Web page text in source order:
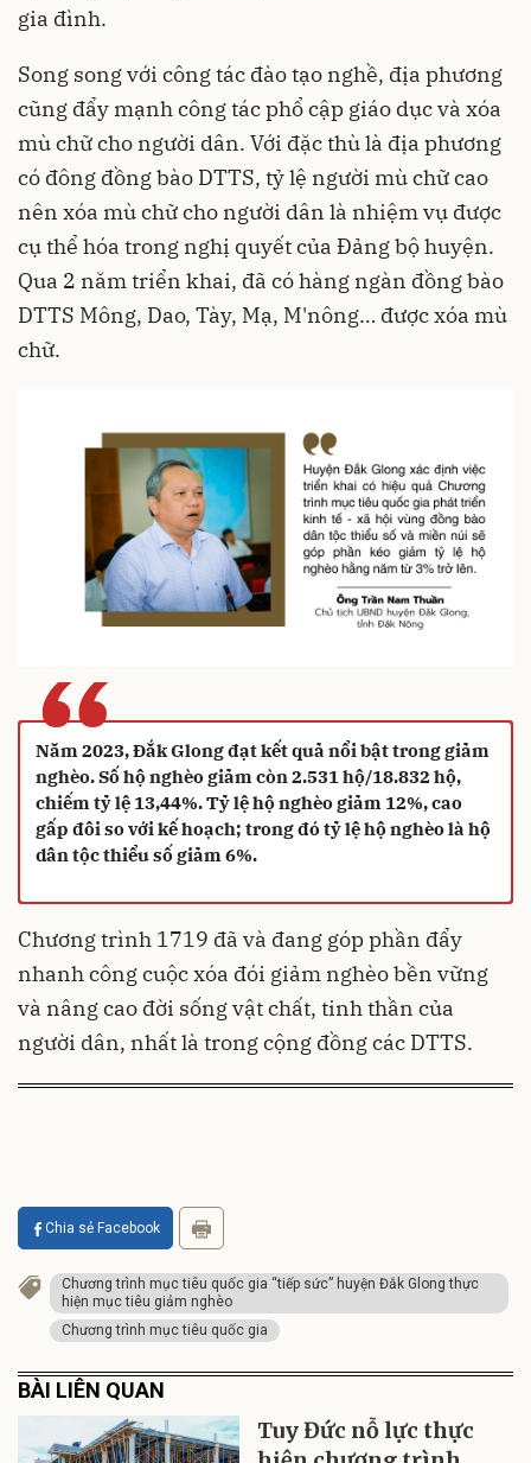
gia đình.
Song song với công tác đào tạo nghề, địa phương
cũng đẩy mạnh công tác phổ cập giáo dục và xóa
mù chữ cho người dân. Với đặc thù là địa phương
có đông đồng bào DTTS, tỷ lệ người mù chữ cao
nên xóa mù chữ cho người dân là nhiệm vụ được
cụ thể hóa trong nghị quyết của Đảng bộ huyện.
Qua 2 năm triển khai, đã có hàng ngàn đồng bào
DTTS Mông, Dao, Tày, Mạ, M'nông… được xóa mù
chữ.
“
Năm 2023, Đắk Glong đạt kết quả nổi bật trong giảm
nghèo. Số hộ nghèo giảm còn 2.531 hộ/18.832 hộ,
chiếm tỷ lệ 13,44%. Tỷ lệ hộ nghèo giảm 12%, cao
gấp đôi so với kế hoạch; trong đó tỷ lệ hộ nghèo là hộ
dân tộc thiểu số giảm 6%.
Chương trình 1719 đã và đang góp phần đẩy
nhanh công cuộc xóa đói giảm nghèo bền vững
và nâng cao đời sống vật chất, tinh thần của
người dân, nhất là trong cộng đồng các DTTS.
Chia sẻ Facebook
Chương trình mục tiêu quốc gia “tiếp sức” huyện Đắk Glong thực
hiện mục tiêu giảm nghèo
Chương trình mục tiêu quốc gia
BÀI LIÊN QUAN
Tuy Đức nỗ lực thực